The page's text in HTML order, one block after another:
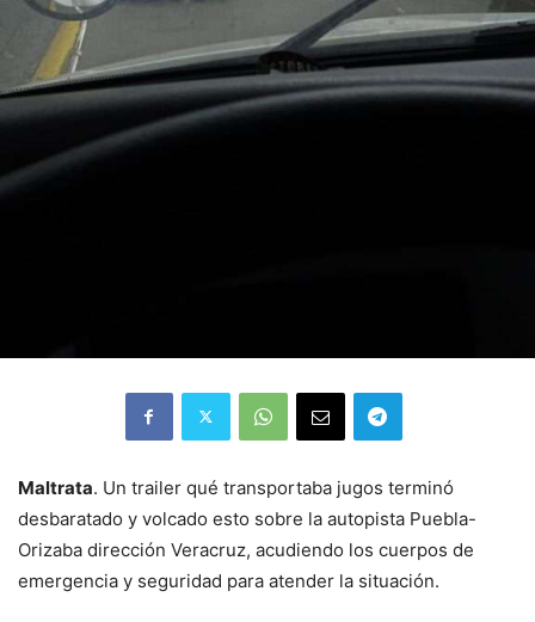
Maltrata. Un trailer qué transportaba jugos terminó
desbaratado y volcado esto sobre la autopista Puebla-
Orizaba dirección Veracruz, acudiendo los cuerpos de
emergencia y seguridad para atender la situación.